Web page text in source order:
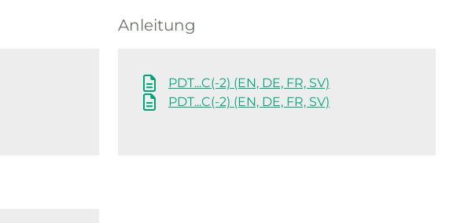
Anleitung
PDT...C(-2) (EN, DE, FR, SV)
PDT...C(-2) (EN, DE, FR, SV)